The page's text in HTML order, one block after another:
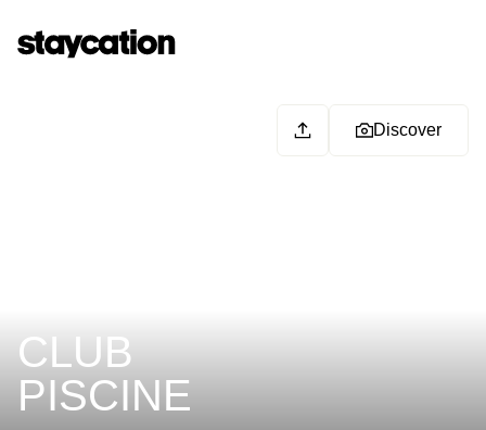
CLUB
PISCINE
Discover